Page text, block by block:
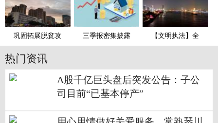
巩固拓展脱贫攻 三季报密集披露 【文明执法】全
热门资讯
A股千亿巨头盘后突发公告：子公
司目前“已基本停产”